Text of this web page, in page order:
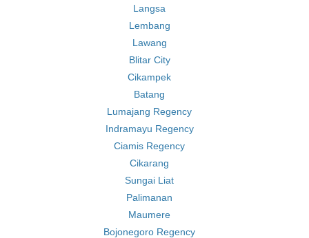
Langsa
Lembang
Lawang
Blitar City
Cikampek
Batang
Lumajang Regency
Indramayu Regency
Ciamis Regency
Cikarang
Sungai Liat
Palimanan
Maumere
Bojonegoro Regency